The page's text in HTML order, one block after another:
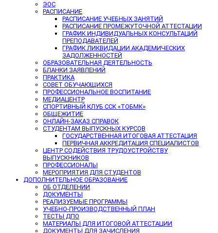
ЭОС
РАСПИСАНИЕ
РАСПИСАНИЕ УЧЕБНЫХ ЗАНЯТИЙ
РАСПИСАНИЕ ПРОМЕЖУТОЧНОЙ АТТЕСТАЦИИ
ГРАФИК ИНДИВИДУАЛЬНЫХ КОНСУЛЬТАЦИЙ
ПРЕПОДАВАТЕЛЕЙ
ГРАФИК ЛИКВИДАЦИИ АКАДЕМИЧЕСКИХ
ЗАДОЛЖЕННОСТЕЙ
ОБРАЗОВАТЕЛЬНАЯ ДЕЯТЕЛЬНОСТЬ
БЛАНКИ ЗАЯВЛЕНИЙ
ПРАКТИКА
СОВЕТ ОБУЧАЮЩИХСЯ
ПРОФЕССИОНАЛЬНОЕ ВОСПИТАНИЕ
МЕДИАЦЕНТР
СПОРТИВНЫЙ КЛУБ ССК «ТОБМК»
ОБЩЕЖИТИЕ
ОНЛАЙН-ЗАКАЗ СПРАВОК
СТУДЕНТАМ ВЫПУСКНЫХ КУРСОВ
ГОСУДАРСТВЕННАЯ ИТОГОВАЯ АТТЕСТАЦИЯ
ПЕРВИЧНАЯ АККРЕДИТАЦИЯ СПЕЦИАЛИСТОВ
ЦЕНТР СОДЕЙСТВИЯ ТРУДОУСТРОЙСТВУ
ВЫПУСКНИКОВ
ПРОФЕССИОНАЛЫ
МЕРОПРИЯТИЯ ДЛЯ СТУДЕНТОВ
ДОПОЛНИТЕЛЬНОЕ ОБРАЗОВАНИЕ
ОБ ОТДЕЛЕНИИ
ДОКУМЕНТЫ
РЕАЛИЗУЕМЫЕ ПРОГРАММЫ
УЧЕБНО-ПРОИЗВОДСТВЕННЫЙ ПЛАН
ТЕСТЫ ДПО
МАТЕРИАЛЫ ДЛЯ ИТОГОВОЙ АТТЕСТАЦИИ
ДОКУМЕНТЫ ДЛЯ ЗАЧИСЛЕНИЯ